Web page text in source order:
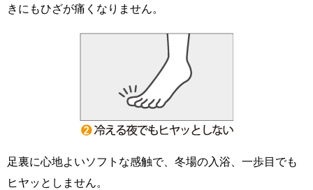
きにもひざが痛くなりません。
足裏に心地よいソフトな感触で、冬場の入浴、一歩目でも
ヒヤッとしません。